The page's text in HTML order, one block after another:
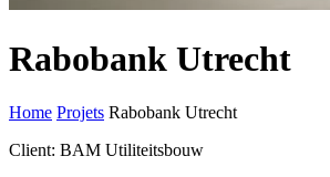
Rabobank Utrecht
Home Projets Rabobank Utrecht
Client: BAM Utiliteitsbouw